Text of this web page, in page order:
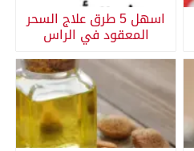
اسهل 5 طرق علاج السحر
المعقود في الراس